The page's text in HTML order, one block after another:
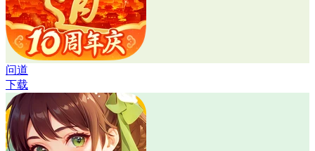
问道
下载